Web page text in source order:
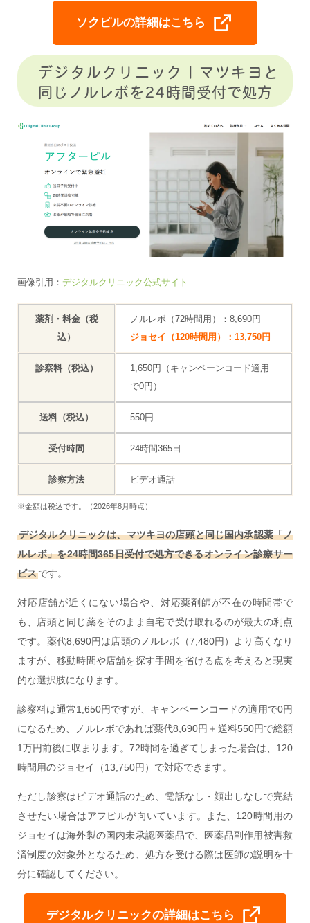
ソクピルの詳細はこちら
デジタルクリニック｜マツキヨと
同じノルレボを24時間受付で処方
画像引用： デジタルクリニック公式サイト
薬剤・料金（税
込）
ノルレボ（72時間用）：8,690円
ジョセイ（120時間用）：13,750円
診察料（税込）
1,650円（キャンペーンコード適用
で0円）
送料（税込） 550円
受付時間 24時間365日
診察方法 ビデオ通話
※金額は税込です。（2026年8月時点）
デジタルクリニックは、マツキヨの店頭と同じ国内承認薬「ノ
ルレボ」を24時間365日受付で処方できるオンライン診療サー
ビスです。
対応店舗が近くにない場合や、対応薬剤師が不在の時間帯で
も、店頭と同じ薬をそのまま自宅で受け取れるのが最大の利点
です。薬代8,690円は店頭のノルレボ（7,480円）より高くなり
ますが、移動時間や店舗を探す手間を省ける点を考えると現実
的な選択肢になります。
診察料は通常1,650円ですが、キャンペーンコードの適用で0円
になるため、ノルレボであれば薬代8,690円＋送料550円で総額
1万円前後に収まります。72時間を過ぎてしまった場合は、120
時間用のジョセイ（13,750円）で対応できます。
ただし診察はビデオ通話のため、電話なし・顔出しなしで完結
させたい場合はアフピルが向いています。また、120時間用の
ジョセイは海外製の国内未承認医薬品で、医薬品副作用被害救
済制度の対象外となるため、処方を受ける際は医師の説明を十
分に確認してください。
デジタルクリニックの詳細はこちら